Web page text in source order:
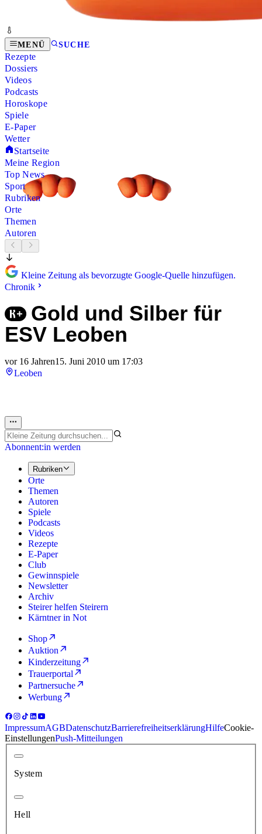
MENÜ SUCHE
Rezepte
Dossiers
Videos
Podcasts
Horoskope
Spiele
E-Paper
Wetter
Startseite
Meine Region
Top News
Sport
Rubriken
Orte
Themen
Autoren
Kleine Zeitung als bevorzugte Google-Quelle hinzufügen.
Chronik
Gold und Silber für
ESV Leoben
vor 16 Jahren15. Juni 2010 um 17:03
Leoben
Abonnent:in werden
Rubriken
Orte
Themen
Autoren
Spiele
Podcasts
Videos
Rezepte
E-Paper
Club
Gewinnspiele
Newsletter
Archiv
Steirer helfen Steirern
Kärntner in Not
Shop
Auktion
Kinderzeitung
Trauerportal
Partnersuche
Werbung
ImpressumAGBDatenschutzBarrierefreiheitserklärungHilfeCookie-
EinstellungenPush-Mitteilungen
System
Hell